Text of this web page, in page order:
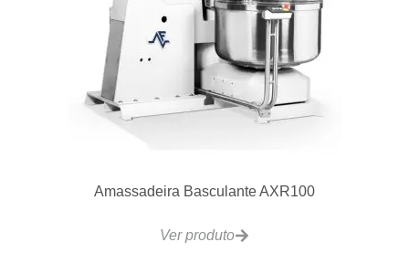
Amassadeira Basculante AXR100
Ver produto